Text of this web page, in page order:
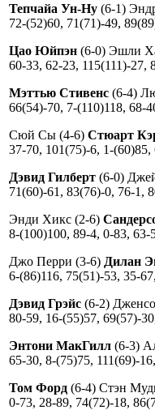
Тепчайа Ун-Ну (6-1)
72-(52)60, 71(71)-49,
Цао Юйпэн (6-0) Эшли
60-33, 62-23, 115(111)-27,
Мэттью Стивенс (6-4)
66(54)-70, 7-(110)118, 68-
Сюй Сы (4-6) Стюарт
37-70, 101(75)-6, 1-
Дэвид Гилберт (6-0)
71(60)-61, 83(76)-0, 76-1,
Энди Хикс (2-6)
8-(100)100, 89-4, 0-83,
Джо Перри (3-6) Дилан
6-(86)116, 75(51)-53, 35-
Дэвид Грэйс (6-2)
80-59, 16-(55)57, 69(57)-
Энтони МакГилл (6-3)
65-30, 8-(75)75, 111(69)-
Том Форд (6-4) Стэн
0-73, 28-89, 74(72)-18,